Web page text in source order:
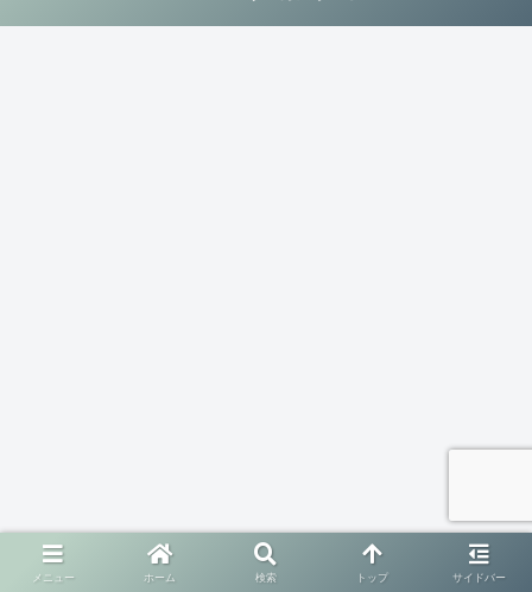
メニュー ホーム 検索 トップ サイドバー